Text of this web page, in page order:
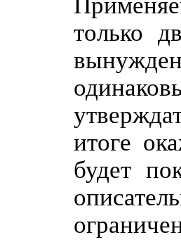
только
итоге
будет